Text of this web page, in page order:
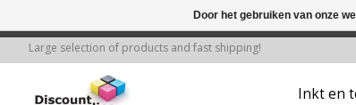
Large selection of products and fast shipping!
Inkt en
Door het gebruiken van onze
← Keer terug naar de